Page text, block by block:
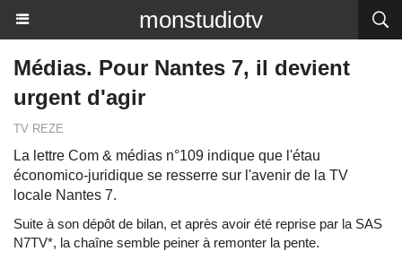
monstudiotv
Médias. Pour Nantes 7, il devient
urgent d'agir
TV REZE
La lettre Com & médias n°109 indique que l'étau
économico-juridique se resserre sur l'avenir de la TV
locale Nantes 7.
Suite à son dépôt de bilan, et après avoir été reprise par la SAS
N7TV*, la chaîne semble peiner à remonter la pente.